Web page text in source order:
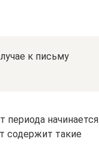
к письму
периода начинается
содержит такие